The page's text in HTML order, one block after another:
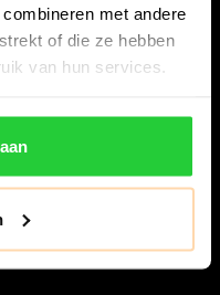
met andere
of die ze hebben
van hun services.
van Lelystad en